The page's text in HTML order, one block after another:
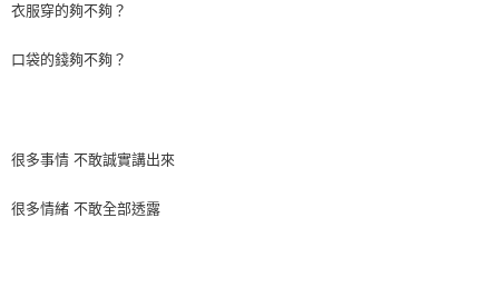
衣服穿的夠不夠？
口袋的錢夠不夠？
很多事情 不敢誠實講出來
很多情緒 不敢全部透露